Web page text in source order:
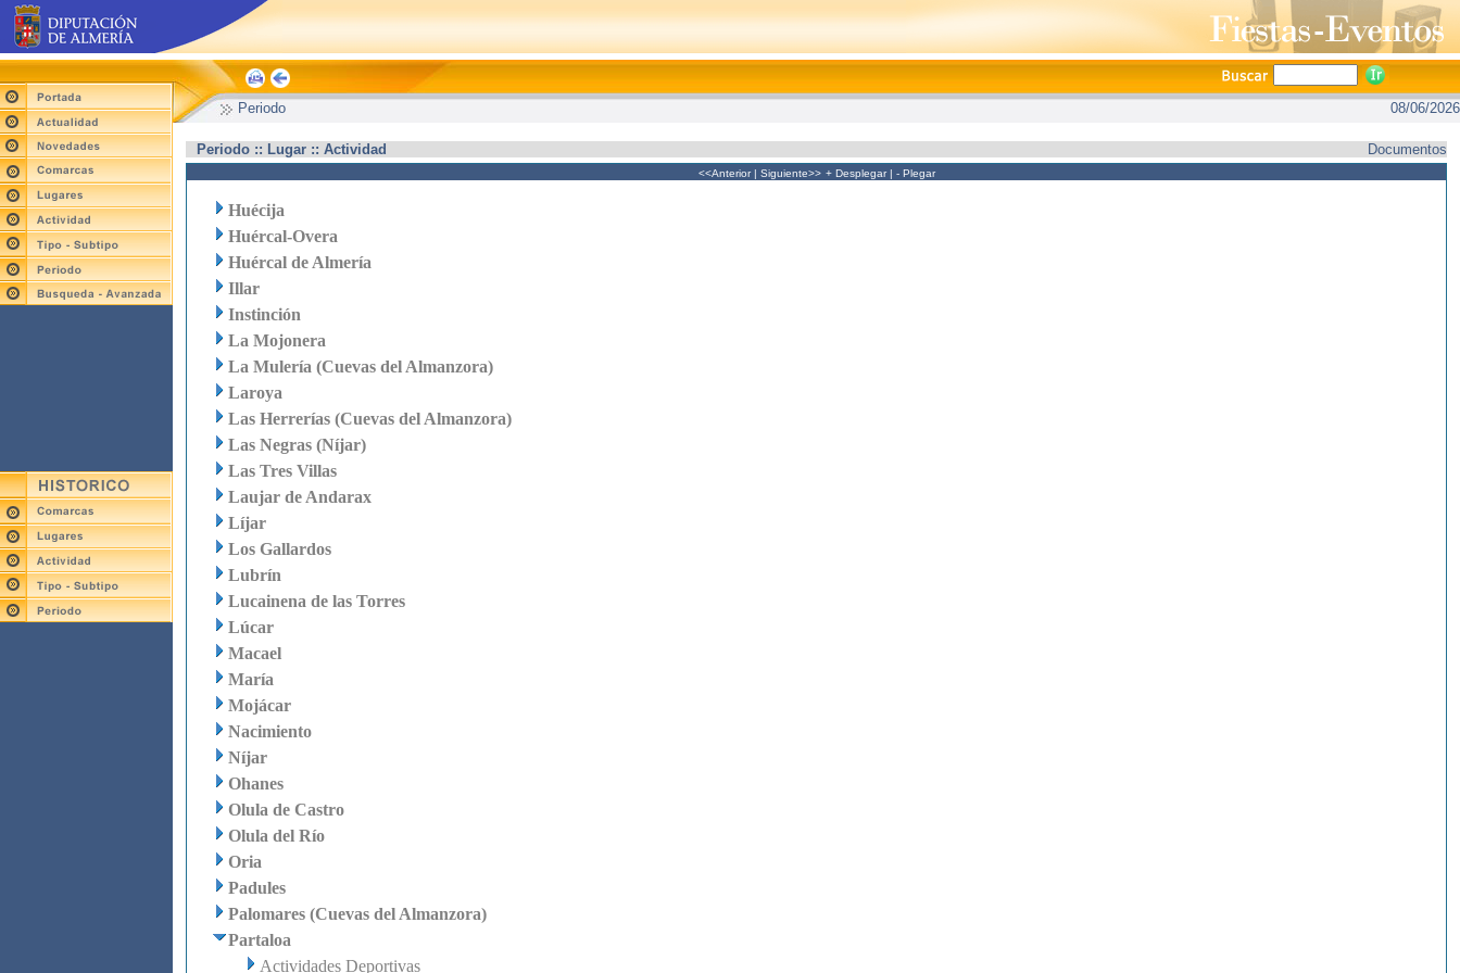
Periodo 08/06/2026
Periodo :: Lugar :: Actividad Documentos
<<Anterior| Siguiente>> + Desplegar| - Plegar
Huécija
Huércal-Overa
Huércal de Almería
Illar
Instinción
La Mojonera
La Mulería (Cuevas del Almanzora)
Laroya
Las Herrerías (Cuevas del Almanzora)
Las Negras (Níjar)
Las Tres Villas
Laujar de Andarax
Líjar
Los Gallardos
Lubrín
Lucainena de las Torres
Lúcar
Macael
María
Mojácar
Nacimiento
Níjar
Ohanes
Olula de Castro
Olula del Río
Oria
Padules
Palomares (Cuevas del Almanzora)
Partaloa
Actividades Deportivas